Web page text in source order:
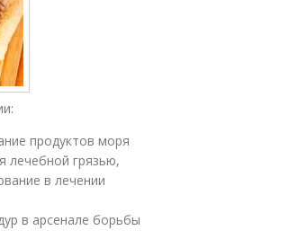
продуктов моря
лечебной грязью,
в лечении
в арсенале борьбы